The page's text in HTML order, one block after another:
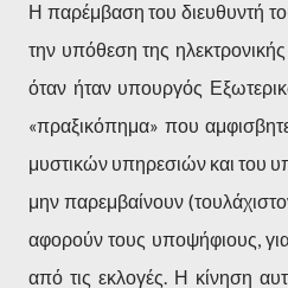
Η παρέμβαση του διευθυντή
την υπόθεση της
όταν ήταν υπουργός
«πραξικόπημα» που
μυστικών υπηρεσιών και του
μην παρεμβαίνουν
αφορούν τους υποψήφιους,
από τις εκλογές. Η κίνηση